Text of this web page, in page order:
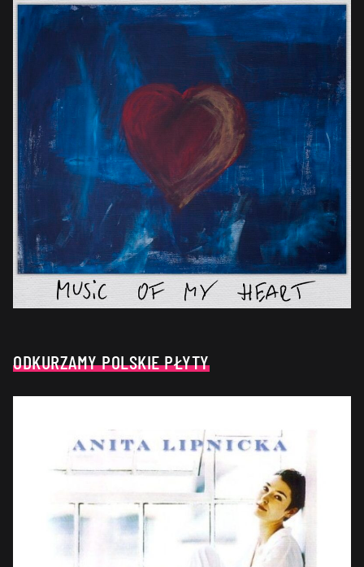
ODKURZAMY POLSKIE PŁYTY